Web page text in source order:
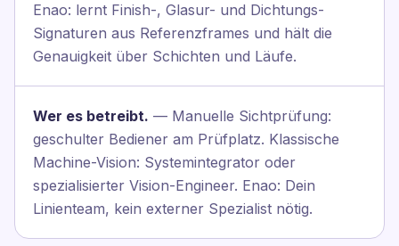
Enao: lernt Finish-, Glasur- und Dichtungs-
Signaturen aus Referenzframes und hält die
Genauigkeit über Schichten und Läufe.
Wer es betreibt. — Manuelle Sichtprüfung:
geschulter Bediener am Prüfplatz. Klassische
Machine-Vision: Systemintegrator oder
spezialisierter Vision-Engineer. Enao: Dein
Linienteam, kein externer Spezialist nötig.